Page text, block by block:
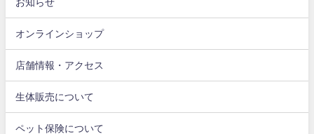
オンラインショップ
店舗情報・アクセス
生体販売について
ペット保険について